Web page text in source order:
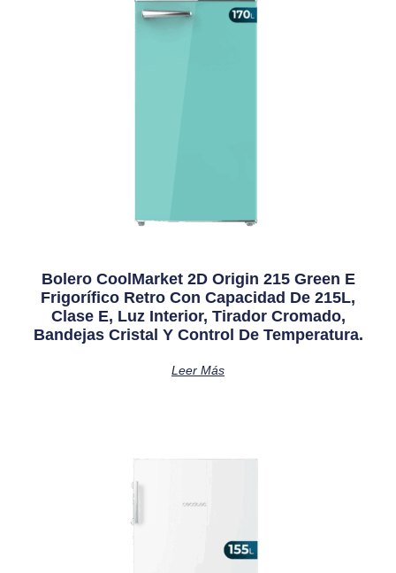
Bolero CoolMarket 2D Origin 215 Green E
Frigorífico Retro Con Capacidad De 215L,
Clase E, Luz Interior, Tirador Cromado,
Bandejas Cristal Y Control De Temperatura.
Leer Más